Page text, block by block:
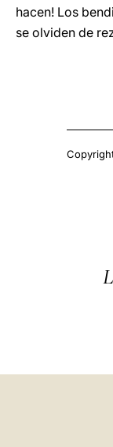
hacen! Los
se olviden de